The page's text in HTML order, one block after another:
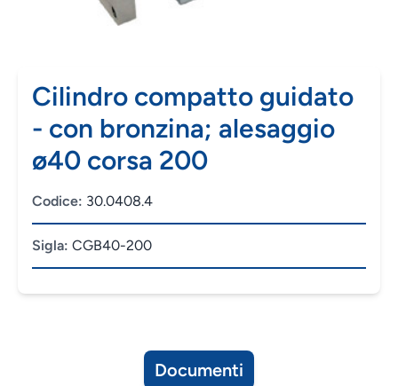
Cilindro compatto guidato
- con bronzina; alesaggio
ø40 corsa 200
Codice: 30.0408.4
Sigla: CGB40-200
Documenti